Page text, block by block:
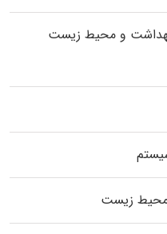
بهداشت و محیط زیست
محیط زیست